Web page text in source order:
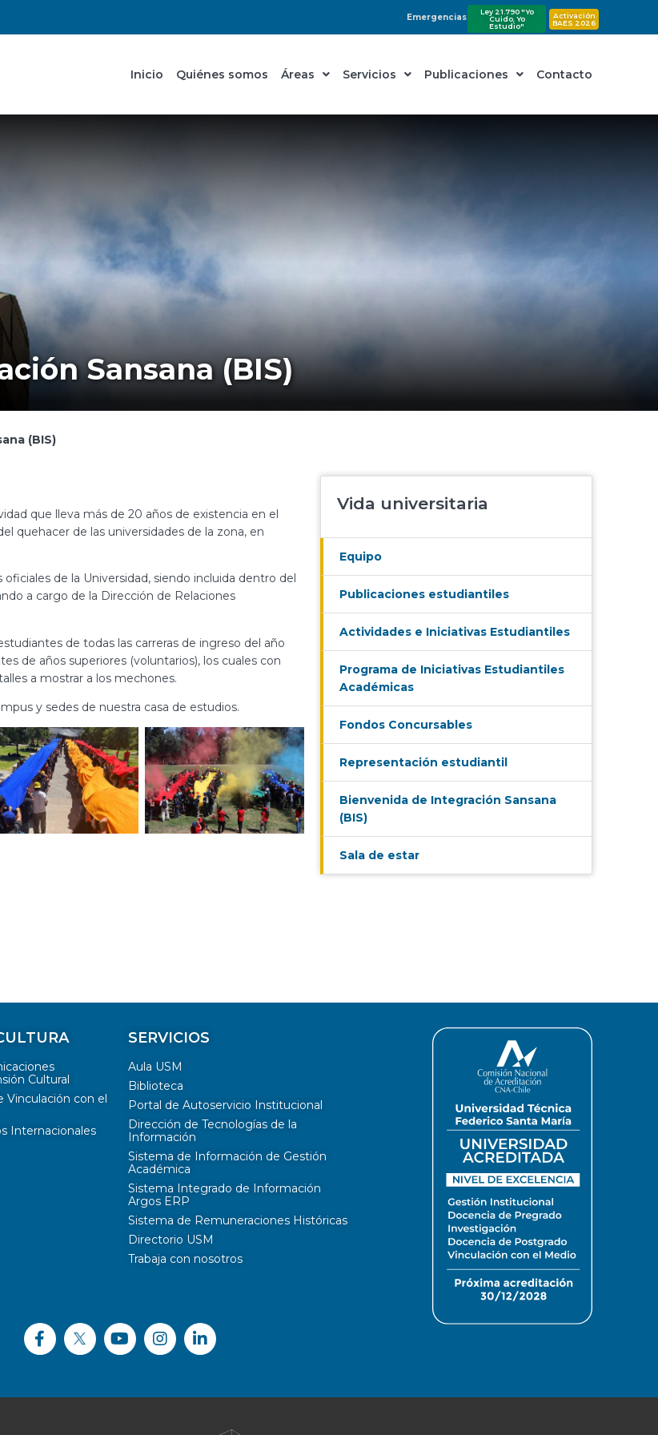
Emergencias
Ley 21.790 "Yo
Cuido, Yo
Estudio"
Activación
BAES 2026
Inicio Quiénes somos Áreas Servicios Publicaciones Contacto
Sansana (BIS)
(BIS)
que lleva más de 20 años de existencia en el
quehacer de las universidades de la zona, en
de la Universidad, siendo incluida dentro del
a cargo de la Dirección de Relaciones
de todas las carreras de ingreso del año
de años superiores (voluntarios), los cuales con
a mostrar a los mechones.
y sedes de nuestra casa de estudios.
Vida universitaria
Equipo
Publicaciones estudiantiles
Actividades e Iniciativas Estudiantiles
Programa de Iniciativas Estudiantiles
Académicas
Fondos Concursables
Representación estudiantil
Bienvenida de Integración Sansana
(BIS)
Sala de estar
Cultural
Vinculación con el
Internacionales
SERVICIOS
Aula USM
Biblioteca
Portal de Autoservicio Institucional
Dirección de Tecnologías de la
Información
Sistema de Información de Gestión
Académica
Sistema Integrado de Información
Argos ERP
Sistema de Remuneraciones Históricas
Directorio USM
Trabaja con nosotros